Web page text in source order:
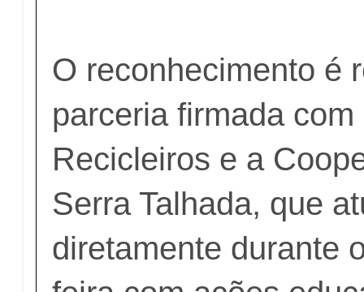
O reconhecimento é
parceria firmada
Recicleiros e a
Serra Talhada, que
diretamente durante